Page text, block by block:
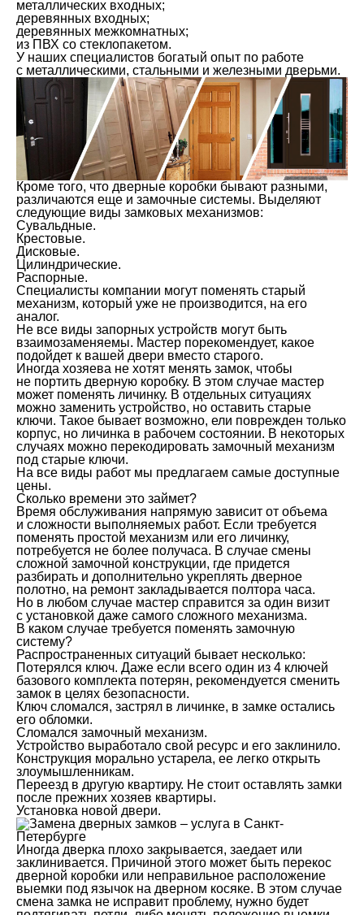
металлических входных;
деревянных входных;
деревянных межкомнатных;
из ПВХ со стеклопакетом.
У наших специалистов богатый опыт по работе
с металлическими, стальными и железными дверьми.
Кроме того, что дверные коробки бывают разными,
различаются еще и замочные системы. Выделяют
следующие виды замковых механизмов:
Сувальдные.
Крестовые.
Дисковые.
Цилиндрические.
Распорные.
Специалисты компании могут поменять старый
механизм, который уже не производится, на его
аналог.
Не все виды запорных устройств могут быть
взаимозаменяемы. Мастер порекомендует, какое
подойдет к вашей двери вместо старого.
Иногда хозяева не хотят менять замок, чтобы
не портить дверную коробку. В этом случае мастер
может поменять личинку. В отдельных ситуациях
можно заменить устройство, но оставить старые
ключи. Такое бывает возможно, ели поврежден только
корпус, но личинка в рабочем состоянии. В некоторых
случаях можно перекодировать замочный механизм
под старые ключи.
На все виды работ мы предлагаем самые доступные
цены.
Сколько времени это займет?
Время обслуживания напрямую зависит от объема
и сложности выполняемых работ. Если требуется
поменять простой механизм или его личинку,
потребуется не более получаса. В случае смены
сложной замочной конструкции, где придется
разбирать и дополнительно укреплять дверное
полотно, на ремонт закладывается полтора часа.
Но в любом случае мастер справится за один визит
с установкой даже самого сложного механизма.
В каком случае требуется поменять замочную
систему?
Распространенных ситуаций бывает несколько:
Потерялся ключ. Даже если всего один из 4 ключей
базового комплекта потерян, рекомендуется сменить
замок в целях безопасности.
Ключ сломался, застрял в личинке, в замке остались
его обломки.
Сломался замочный механизм.
Устройство выработало свой ресурс и его заклинило.
Конструкция морально устарела, ее легко открыть
злоумышленникам.
Переезд в другую квартиру. Не стоит оставлять замки
после прежних хозяев квартиры.
Установка новой двери.
Иногда дверка плохо закрывается, заедает или
заклинивается. Причиной этого может быть перекос
дверной коробки или неправильное расположение
выемки под язычок на дверном косяке. В этом случае
смена замка не исправит проблему, нужно будет